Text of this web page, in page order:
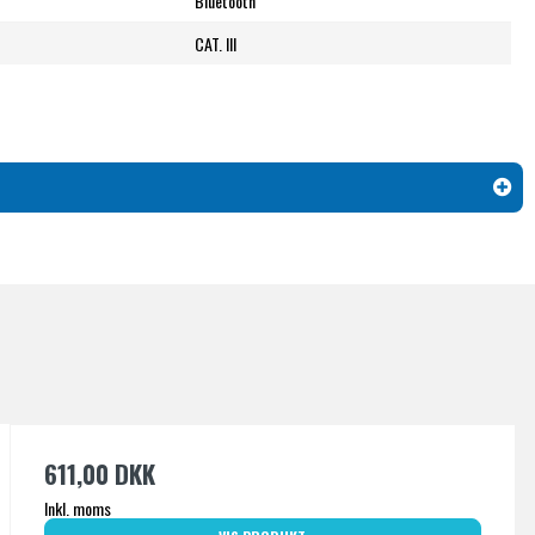
CAT. III
611,00 DKK
Inkl. moms